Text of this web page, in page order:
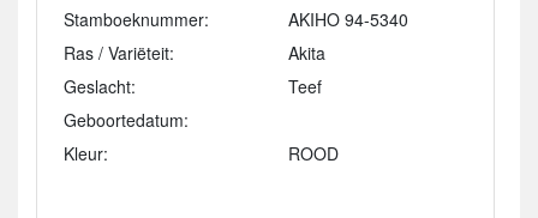
Stamboeknummer:
AKIHO 94-5340
Ras / Variëteit:
Akita
Geslacht:
Teef
Geboortedatum:
Kleur:
ROOD